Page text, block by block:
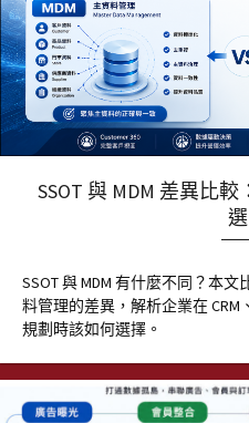
SSOT 與 MDM 差異比
SSOT 與 MDM 有什麼不同？本
料管理的差異，解析企業在 CRM
規劃時該如何選擇。